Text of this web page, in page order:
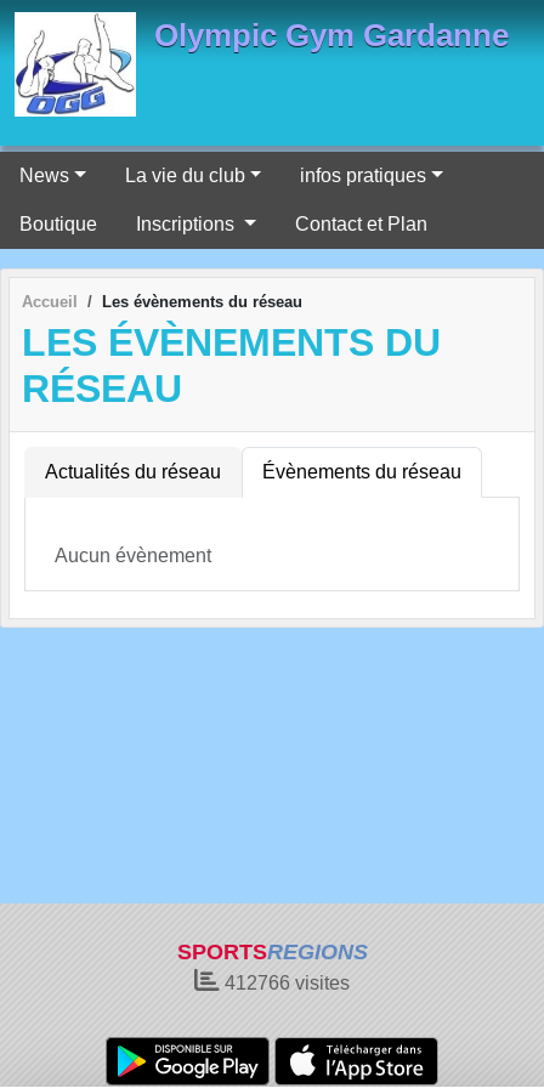
Olympic Gym Gardanne
News La vie du club infos pratiques
Boutique Inscriptions Contact et Plan
Accueil Les évènements du réseau
LES ÉVÈNEMENTS DU
RÉSEAU
Actualités du réseau Évènements du réseau
Aucun évènement
SPORTSREGIONS
412766 visites
Panneau de gestion des cookies